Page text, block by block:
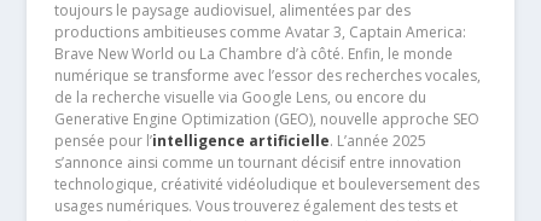
toujours le paysage audiovisuel, alimentées par des
productions ambitieuses comme Avatar 3, Captain America:
Brave New World ou La Chambre d’à côté. Enfin, le monde
numérique se transforme avec l’essor des recherches vocales,
de la recherche visuelle via Google Lens, ou encore du
Generative Engine Optimization (GEO), nouvelle approche SEO
pensée pour l’intelligence artificielle. L’année 2025
s’annonce ainsi comme un tournant décisif entre innovation
technologique, créativité vidéoludique et bouleversement des
usages numériques. Vous trouverez également des tests et